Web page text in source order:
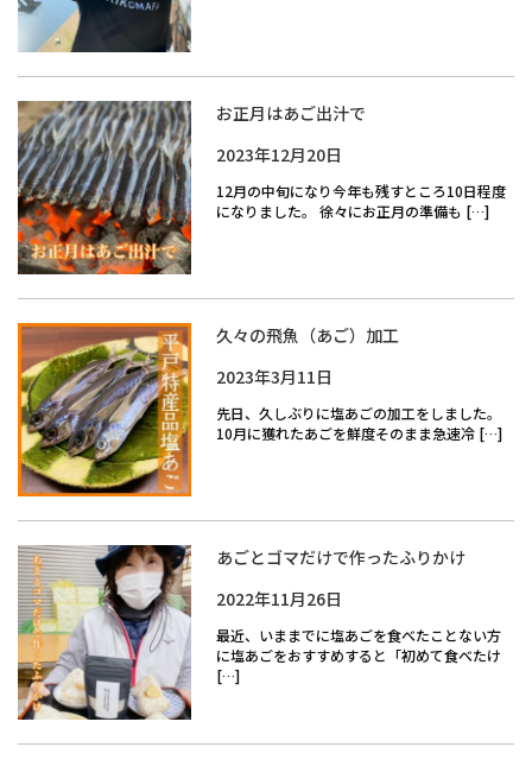
お正月はあご出汁で
2023年12月20日
12月の中旬になり今年も残すところ10日程度
になりました。 徐々にお正月の準備も […]
久々の飛魚（あご）加工
2023年3月11日
先日、久しぶりに塩あごの加工をしました。
10月に獲れたあごを鮮度そのまま急速冷 […]
あごとゴマだけで作ったふりかけ
2022年11月26日
最近、いままでに塩あごを食べたことない方
に塩あごをおすすめすると「初めて食べたけ
[…]